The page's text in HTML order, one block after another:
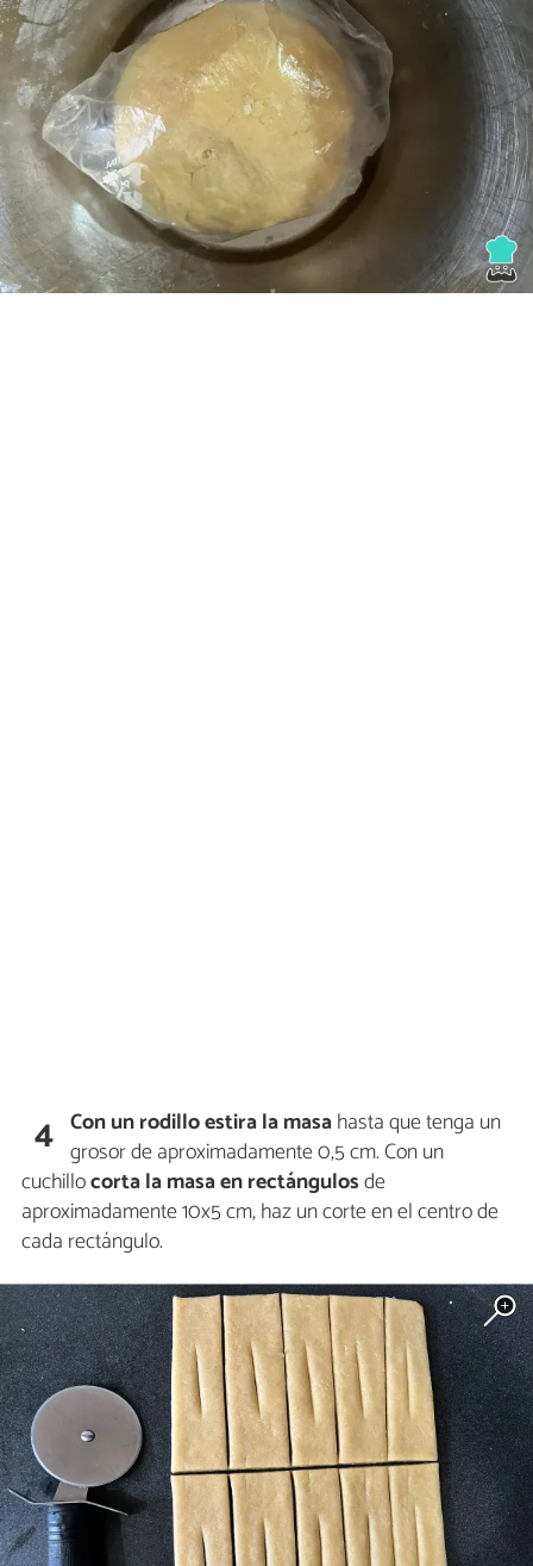
4 Con un rodillo estira la masahasta que tenga un
grosor de aproximadamente 0,5 cm. Con un
cuchillocorta la masa en rectángulosde
aproximadamente 10x5 cm, haz un corte en el centro de
cada rectángulo.